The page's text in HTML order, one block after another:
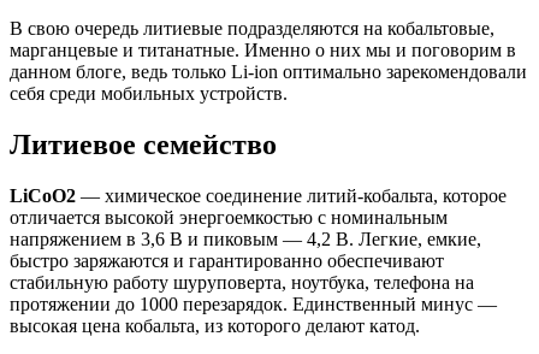
В свою очередь литиевые подразделяются на кобальтовые,
марганцевые и титанатные. Именно о них мы и поговорим в
данном блоге, ведь только Li-ion оптимально зарекомендовали
себя среди мобильных устройств.
Литиевое семейство
LiCoO2 — химическое соединение литий-кобальта, которое
отличается высокой энергоемкостью с номинальным
напряжением в 3,6 В и пиковым — 4,2 В. Легкие, емкие,
быстро заряжаются и гарантированно обеспечивают
стабильную работу шуруповерта, ноутбука, телефона на
протяжении до 1000 перезарядок. Единственный минус —
высокая цена кобальта, из которого делают катод.